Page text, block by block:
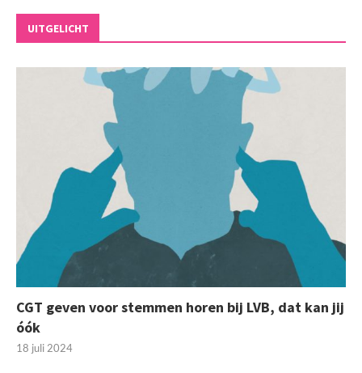
UITGELICHT
CGT geven voor stemmen horen bij LVB, dat kan jij
óók
18 juli 2024